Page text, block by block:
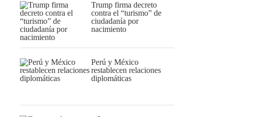
Trump firma decreto
contra el “turismo” de
ciudadanía por
nacimiento
Perú y México
restablecen relaciones
diplomáticas